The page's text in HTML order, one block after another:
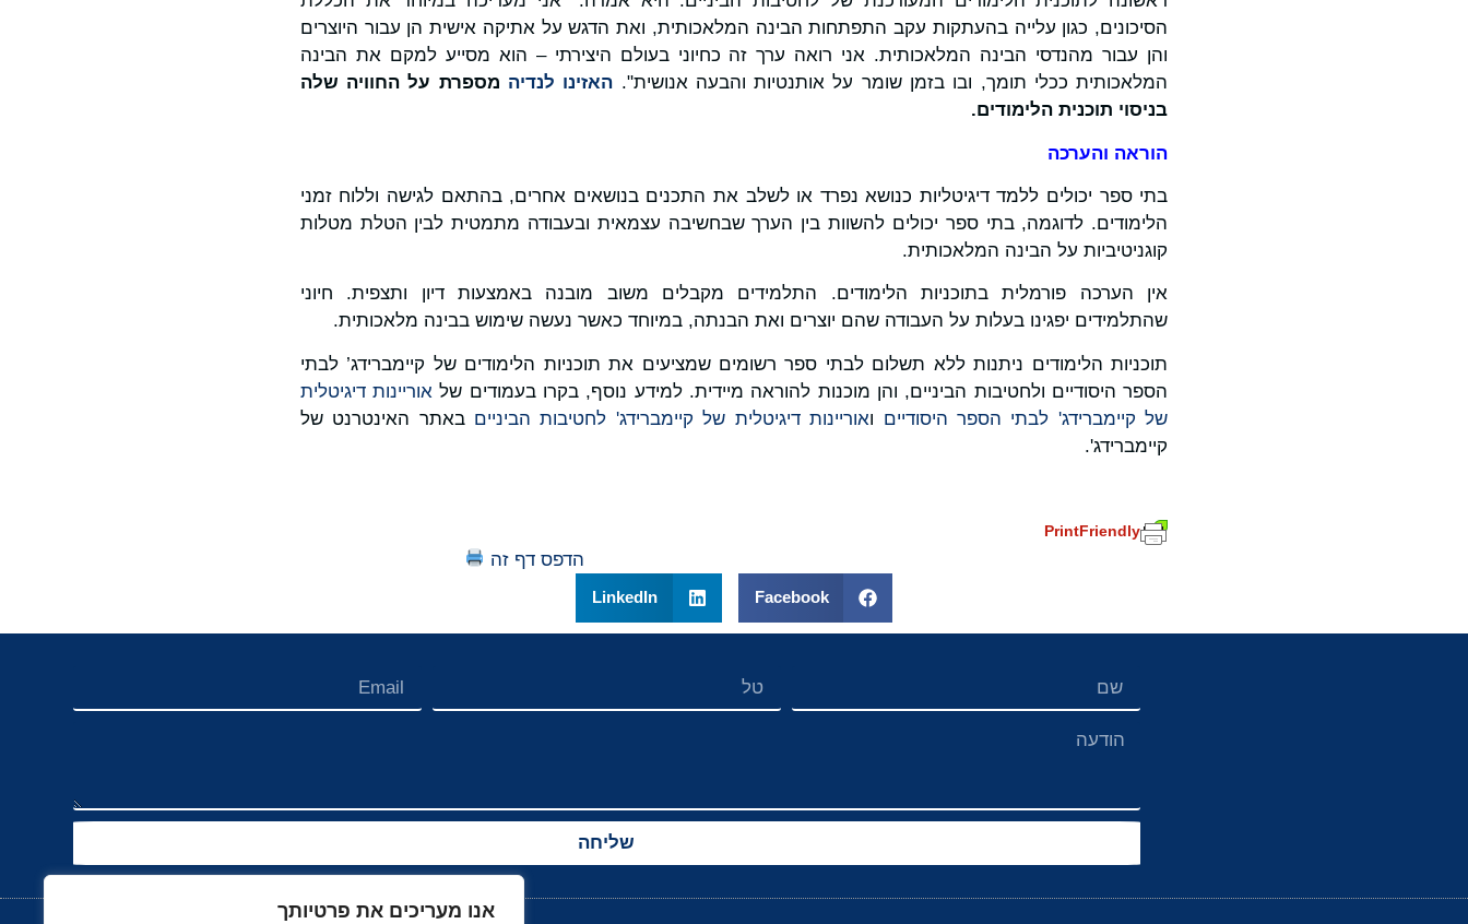
אנו מעריכים את פרטיותך
הסיכונים, כגון עלייה בהעתקות עקב התפתחות הבינה המלאכותית, ואת הדגש על אתיקה אישית הן עבור היוצרים
והן עבור מהנדסי הבינה המלאכותית. אני רואה ערך זה כחיוני בעולם היצירתי – הוא מסייע למקם את הבינה
המלאכותית ככלי תומך, ובו בזמן שומר על אותנטיות והבעה אנושית". האזינו לנדיה מספרת על החוויה שלה
בניסוי תוכנית הלימודים.
הוראה והערכה
בתי ספר יכולים ללמד דיגיטליות כנושא נפרד או לשלב את התכנים בנושאים אחרים, בהתאם לגישה וללוח זמני
הלימודים. לדוגמה, בתי ספר יכולים להשוות בין הערך שבחשיבה עצמאית ובעבודה מתמטית לבין הטלת מטלות
קוגניטיביות על הבינה המלאכותית.
אין הערכה פורמלית בתוכניות הלימודים. התלמידים מקבלים משוב מובנה באמצעות דיון ותצפית. חיוני
שהתלמידים יפגינו בעלות על העבודה שהם יוצרים ואת הבנתה, במיוחד כאשר נעשה שימוש בבינה מלאכותית.
תוכניות הלימודים ניתנות ללא תשלום לבתי ספר רשומים שמציעים את תוכניות הלימודים של קיימברידג’ לבתי
הספר היסודיים ולחטיבות הביניים, והן מוכנות להוראה מיידית. למידע נוסף, בקרו בעמודים של אוריינות דיגיטלית
של קיימברידג' לבתי הספר היסודיים ואוריינות דיגיטלית של קיימברידג' לחטיבות הביניים באתר האינטרנט של
קיימברידג'.
PrintFriendly
הדפס דף זה
Facebook
LinkedIn
שליחה